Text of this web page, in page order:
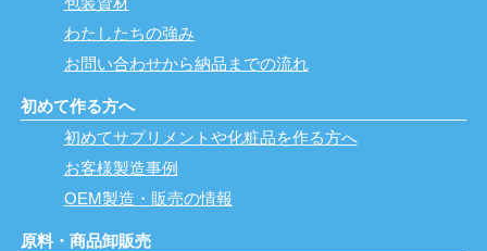
わたしたちの強み
お問い合わせから納品までの流れ
初めて作る方へ
初めてサプリメントや化粧品を作る方へ
お客様製造事例
OEM製造・販売の情報
原料・商品卸販売